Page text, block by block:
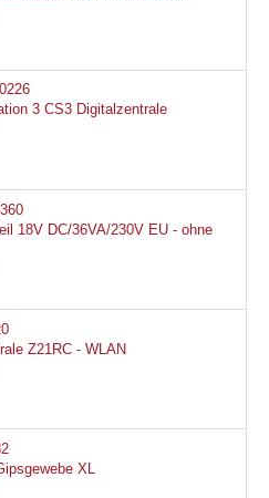
3 CS3 Digitalzentrale
18V DC/36VA/230V EU - ohne
Z21RC - WLAN
XL